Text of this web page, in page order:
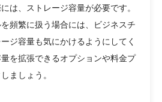
は、ストレージ容量が必要です。
頻繁に扱う場合には、ビジネスチ
ジ容量も気にかけるようにしてく
を拡張できるオプションや料金プ
ましょう。